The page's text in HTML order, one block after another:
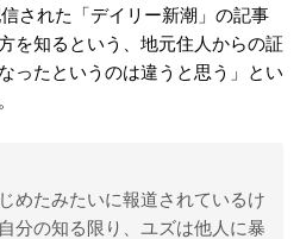
された「デイリー新潮」の記事
を知るという、地元住人からの証
ったというのは違うと思う」とい
めたみたいに報道されているけ
分の知る限り、ユズは他人に暴